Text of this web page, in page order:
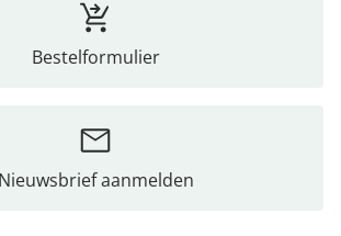
Bestelformulier
Nieuwsbrief aanmelden